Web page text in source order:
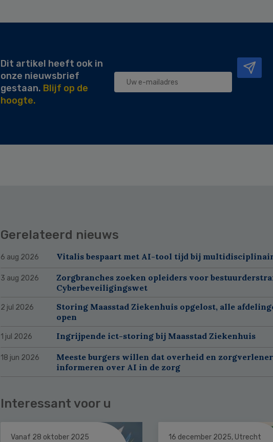
Dit artikel heeft ook in
onze nieuwsbrief
gestaan. Blijf op de
hoogte.
Gerelateerd nieuws
6 aug 2026 Vitalis bespaart met AI-tool tijd bij
3 aug 2026
Zorgbranches zoeken opleiders voor
Cyberbeveiligingswet
2 jul 2026
Storing Maasstad Ziekenhuis opgelost, alle
open
1 jul 2026 Ingrijpende ict-storing bij Maasstad Ziekenhuis
18 jun 2026
Meeste burgers willen dat overheid en
informeren over AI in de zorg
Interessant voor u
Vanaf 28 oktober 2025 16 december 2025, Utrecht